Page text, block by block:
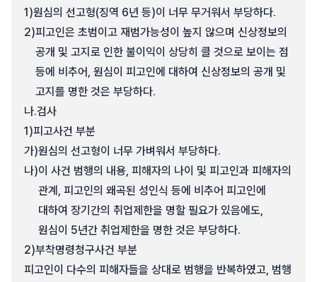
1)원심의 선고형(징역 6년 등)이 너무 무거워서 부당하다.
2)피고인은 초범이고 재범가능성이 높지 않으며 신상정보의
공개 및 고지로 인한 불이익이 상당히 클 것으로 보이는 점
등에 비추어, 원심이 피고인에 대하여 신상정보의 공개 및
고지를 명한 것은 부당하다.
나.검사
1)피고사건 부분
가)원심의 선고형이 너무 가벼워서 부당하다.
나)이 사건 범행의 내용, 피해자의 나이 및 피고인과 피해자의
관계, 피고인의 왜곡된 성인식 등에 비추어 피고인에
대하여 장기간의 취업제한을 명할 필요가 있음에도,
원심이 5년간 취업제한을 명한 것은 부당하다.
2)부착명령청구사건 부분
피고인이 다수의 피해자들을 상대로 범행을 반복하였고, 범행